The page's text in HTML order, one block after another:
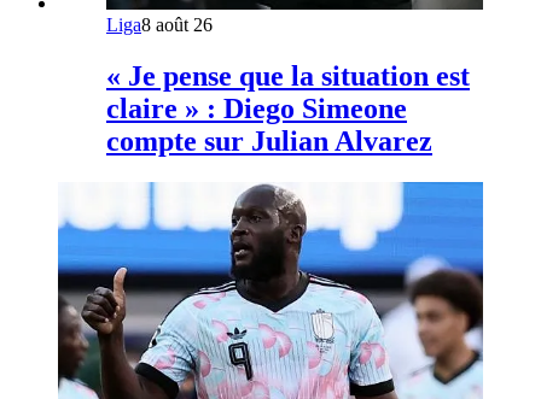
Liga8 août 26
« Je pense que la situation est
claire » : Diego Simeone
compte sur Julian Alvarez